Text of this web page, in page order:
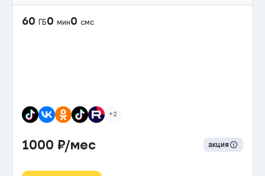
60 ГБ0 мин0 смс
+2
1000 ₽/мес акция